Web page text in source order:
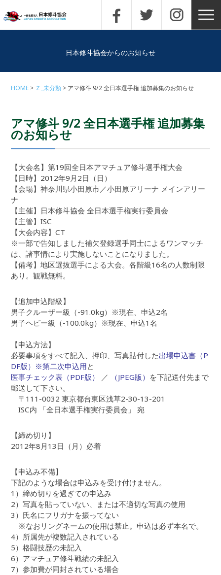
日本修斗協会からのお知らせ
HOME Ｚ_未分類 アマ修斗 9/2 全日本選手権 追加募集のお知らせ
アマ修斗 9/2 全日本選手権 追加募集
のお知らせ
【大会名】第19回全日本アマチュア修斗選手権大会
【日時】2012年9月2日（日）
【会場】神奈川県小田原市／小田原アリーナ メインアリー
ナ
【主催】日本修斗協会 全日本選手権実行委員会
【主管】ISC
【大会内容】CT
※一部で告知しました補欠登録選手同士によるワンマッチ
は、諸事情により実施しないことになりました。
【備考】地区選抜選手による大会。各階級16名の人数制限
あり。観戦無料。
【追加申込階級】
男子クルーザー級（-91.0kg）※現在、申込2名
男子ヘビー級（-100.0kg）※現在、申込1名
【申込方法】
必要事項をすべて記入、押印、写真貼付した出場申込書（P
DF版）※第二次申込用と
医事チェック表（PDF版）
／ （JPEG版） を下記送付先まで
郵送して下さい。
〒111-0032 東京都台東区浅草2-30-13-201
ISC内 「全日本選手権実行委員会」 宛
【締め切り】
2012年8月13日（月）必着
【申込み不備】
下記のような場合は申込みを受け付けません。
1）締め切りを過ぎての申込み
2）写真を貼っていない、または不適切な写真の使用
3）氏名にフリガナを振ってない
※なおリングネームの使用は禁止。申込は必ず本名で。
4）所属先が複数記入されている
5）格闘技歴の未記入
6）アマチュア修斗戦績の未記入
7）参加費が同封されている場合